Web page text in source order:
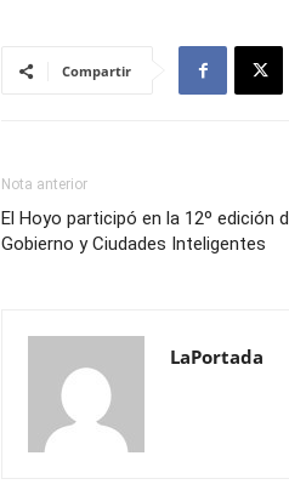
Compartir
Nota anterior
El Hoyo participó en la 12º edición
Gobierno y Ciudades Inteligentes
LaPortada